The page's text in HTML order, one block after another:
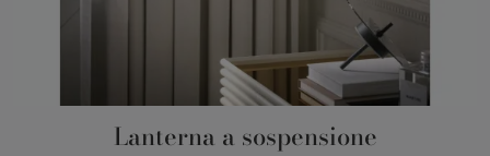
Lanterna a sospensione